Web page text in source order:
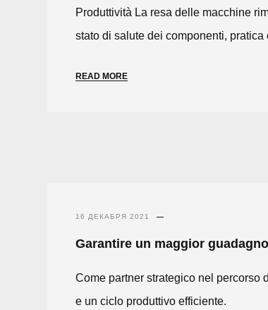
Produttività La resa delle macchine
stato di salute dei componenti,
READ MORE
16 ДЕКАБРЯ 2021
Garantire un maggior
Come partner strategico nel percorso
e un ciclo produttivo efficiente.